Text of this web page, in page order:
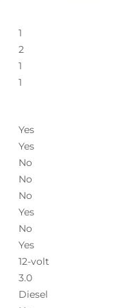
1
2
1
1
Yes
Yes
No
No
No
Yes
No
Yes
12-volt
3.0
Diesel